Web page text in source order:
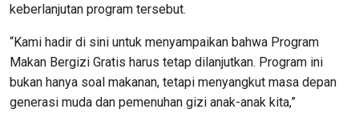
keberlanjutan program tersebut.
“Kami hadir di sini untuk menyampaikan bahwa Program
Makan Bergizi Gratis harus tetap dilanjutkan. Program ini
bukan hanya soal makanan, tetapi menyangkut masa depan
generasi muda dan pemenuhan gizi anak-anak kita,”